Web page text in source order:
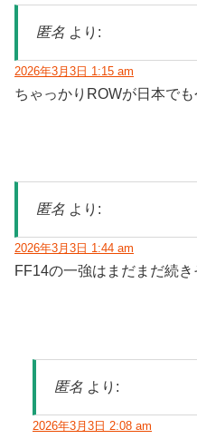
匿名 より:
2026年3月3日 1:15 am
ちゃっかりROWが日本で
匿名 より:
2026年3月3日 1:44 am
FF14の一強はまだまだ続き
匿名 より:
2026年3月3日 2:08 am